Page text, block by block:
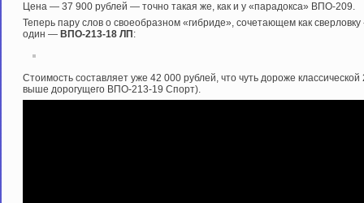
Цена — 37 900 рублей — точно такая же, как и у «парадокса» ВПО-209.
Теперь пару слов о своеобразном «гибриде», сочетающем как
один — ВПО-213-18 ЛП :
Стоимость составляет уже 42 000 рублей, что чуть дороже
выше дорогущего ВПО-213-19 Спорт).